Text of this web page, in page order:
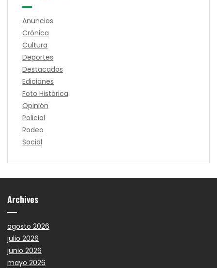
Anuncios
Crónica
Cultura
Deportes
Destacados
Ediciones
Foto Histórica
Opinión
Policial
Rodeo
Social
Archives
agosto 2026
julio 2026
junio 2026
mayo 2026